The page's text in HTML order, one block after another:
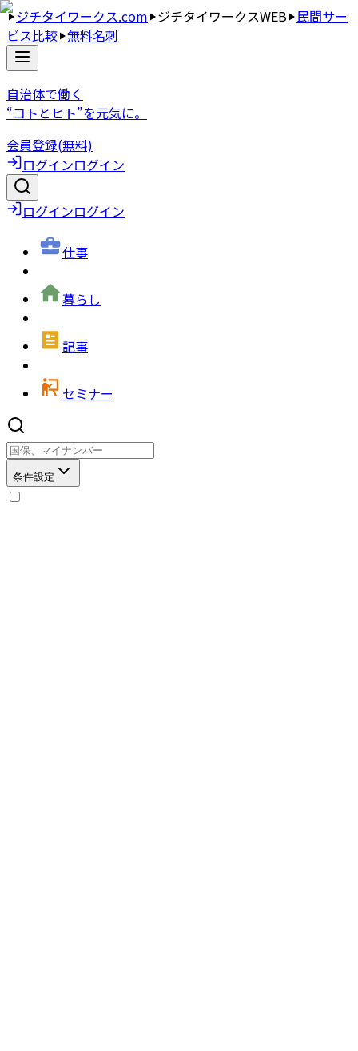
ジチタイワークス.com ジチタイワークスWEB 民間サー
ビス比較 無料名刺
自治体で働く
“コトとヒト”を元気に。
会員登録(無料)
ログインログイン
ログインログイン
仕事
暮らし
記事
セミナー
条件設定